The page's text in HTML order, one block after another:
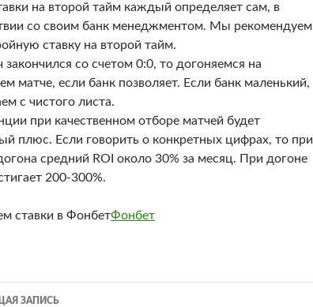
на второй тайм каждый определяет сам, в
со своим банк менеджментом. Мы рекомендуем
ставку на второй тайм.
закончился со счетом 0:0, то догоняемся на
матче, если банк позволяет. Если банк маленький,
с чистого листа.
при качественном отборе матчей будет
плюс. Если говорить о конкретных цифрах, то при
средний ROI около 30% за месяц. При догоне
200-300%.
ставки в ФонбетФонбет
ЗАПИСЬ